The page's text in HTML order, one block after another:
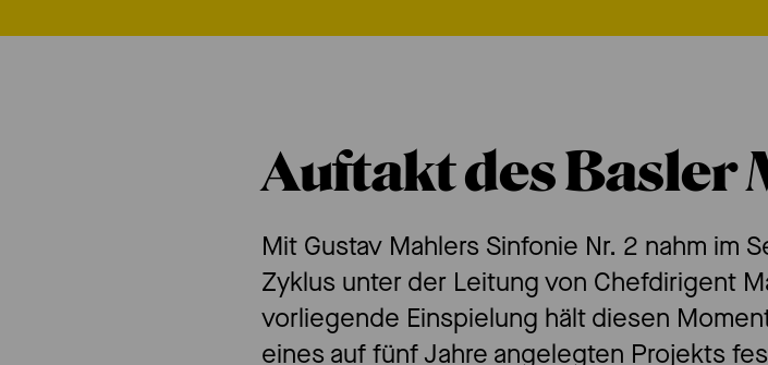
Auftakt des Basler
Mit Gustav Mahlers Sinfonie Nr. 2 nahm im
Zyklus unter der Leitung von Chefdirigent
vorliegende Einspielung hält diesen
eines auf fünf Jahre angelegten Projekts